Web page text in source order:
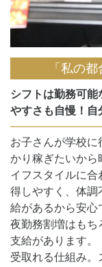
「私の
シフトは勤務可能
やすさも自慢！自
お子さんが学校に
かり稼ぎたいか
イフスタイルに合
得しやすく、体調
給があるから安心
夜勤務割増はもち
支給があります。
受取れる仕組み